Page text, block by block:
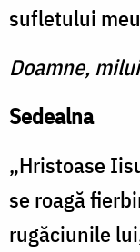
sufletului
Doamne,
Sedealna
„Hristoase
se roagă
rugăciunile